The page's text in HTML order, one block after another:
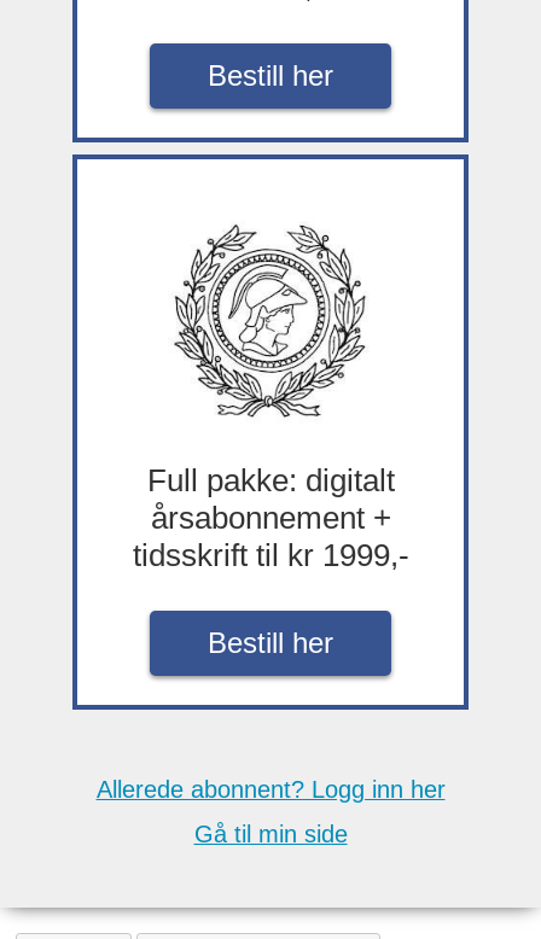
Bestill her
Full pakke: digitalt
årsabonnement +
tidsskrift til kr 1999,-
Bestill her
Allerede abonnent? Logg inn her
Gå til min side